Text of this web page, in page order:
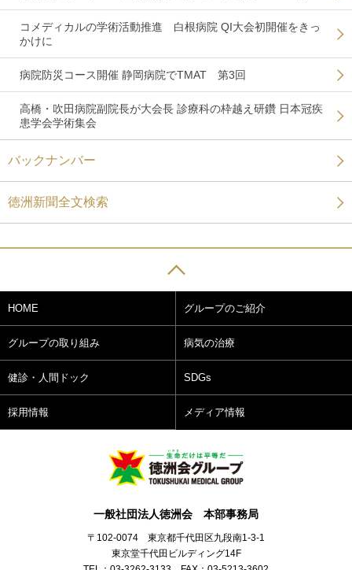
コメディカルの学術活動推進 白根病院 QI大会初開催をきっ
かけに
病院防災コース開催 静岡病院でTMAT 第3回
高橋・吹田病院副院長が大会長 診療科の枠越え研鑽 日本冠疾
患学会学術集会
バックナンバー
徳洲新聞全文検索
HOME グループのご紹介
グループの取り組み 病気の治療
健診・人間ドック SDGs
採用情報 メディア情報
一般社団法人徳洲会 本部事務局
〒102-0074 東京都千代田区九段南1-3-1
東京堂千代田ビルディング14F